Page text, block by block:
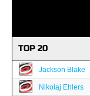
TOP 20
Jackson Blake
Nikolaj Ehlers